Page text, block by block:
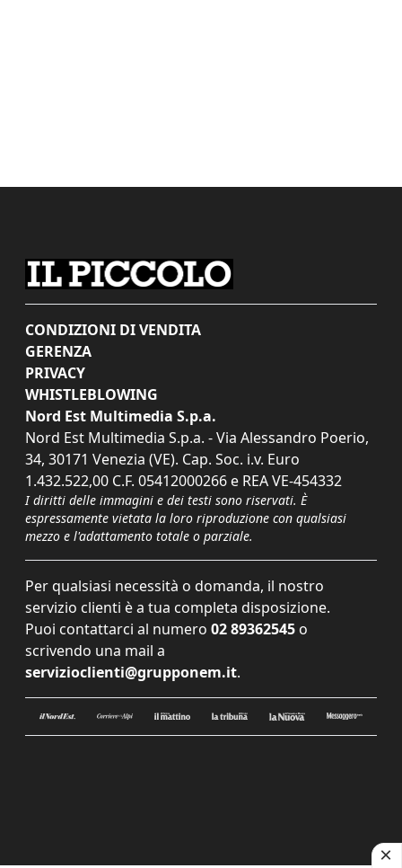
CONDIZIONI DI VENDITA
GERENZA
PRIVACY
WHISTLEBLOWING
Nord Est Multimedia S.p.a.
Nord Est Multimedia S.p.a. - Via Alessandro Poerio,
34, 30171 Venezia (VE). Cap. Soc. i.v. Euro
1.432.522,00 C.F. 05412000266 e REA VE-454332
I diritti delle immagini e dei testi sono riservati. È
espressamente vietata la loro riproduzione con qualsiasi
mezzo e l'adattamento totale o parziale.
Per qualsiasi necessità o domanda, il nostro
servizio clienti è a tua completa disposizione.
Puoi contattarci al numero 02 89362545 o
scrivendo una mail a
servizioclienti@grupponem.it.